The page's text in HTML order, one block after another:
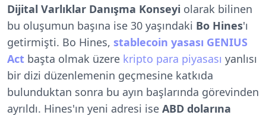
Dijital Varlıklar Danışma Konseyi olarak bilinen
bu oluşumun başına ise 30 yaşındaki Bo Hines'ı
getirmişti. Bo Hines, stablecoin yasası GENIUS
Act başta olmak üzere kripto para piyasası yanlısı
bir dizi düzenlemenin geçmesine katkıda
bulunduktan sonra bu ayın başlarında görevinden
ayrıldı. Hines'ın yeni adresi ise ABD dolarına